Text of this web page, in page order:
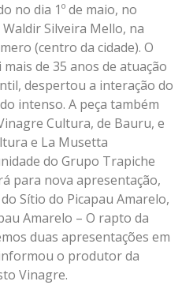
no dia 1º de maio, no
Silveira Mello, na
(centro da cidade). O
de 35 anos de atuação
despertou a interação do
intenso. A peça também
Cultura, de Bauru, e
e La Musetta
do Grupo Trapiche
para nova apresentação,
Sítio do Picapau Amarelo,
Amarelo – O rapto da
duas apresentações em
o produtor da
Vinagre.